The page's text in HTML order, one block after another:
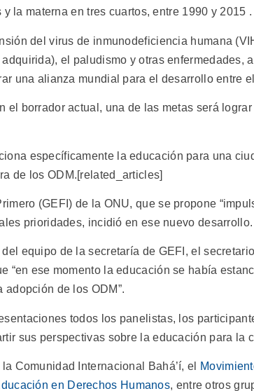
la materna en tres cuartos, entre 1990 y 2015 .
del virus de inmunodeficiencia humana
el paludismo y otras enfermedades,
una alianza mundial para el desarrollo entre
el borrador actual, una de las metas será
específicamente la educación para una
de los ODM.[related_articles]
(GEFI) de la ONU, que se propone
prioridades, incidió en ese nuevo desarrollo.
equipo de la secretaría de GEFI, el
“en ese momento la educación se había
de los ODM”.
todos los panelistas, los
sus perspectivas sobre la educación para la
Comunidad Internacional Bahá’í, el
en Derechos Humanos, entre otros